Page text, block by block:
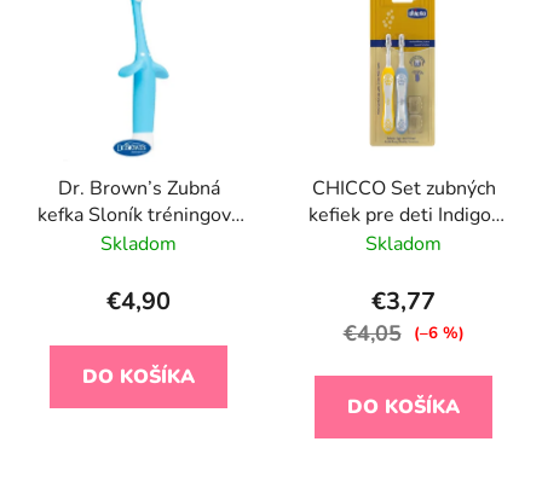
Dr. Brown’s Zubná
kefka Sloník tréningová
modrá
Skladom
€4,90
DO KOŠÍKA
CHICCO Set zubných
kefiek pre deti Indigo-
Mustard 6-36m, 2ks
Skladom
€3,77
€4,05 (–6 %)
DO KOŠÍKA